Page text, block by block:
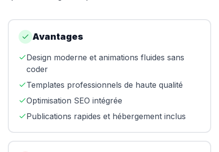
Avantages
Design moderne et animations fluides sans
coder
Templates professionnels de haute qualité
Optimisation SEO intégrée
Publications rapides et hébergement inclus